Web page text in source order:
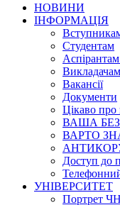
НОВИНИ
ІНФОРМАЦІЯ
Студентам
Викладачам
Вакансії
Документи
Цікаво про
ВАША
ВАРТО
Доступ до
УНІВЕРСИТЕТ
Портрет